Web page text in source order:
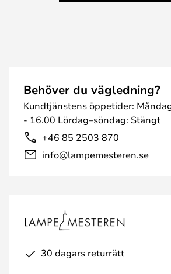
Behöver du vägledning?
Kundtjänstens öppetider:
- 16.00 Lördag–söndag: Stängt
+46 85 2503 870
info@lampemesteren.se
30 dagars returrätt